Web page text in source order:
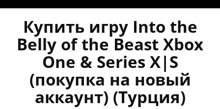
Купить игру Into the
Belly of the Beast Xbox
One & Series X|S
(покупка на новый
аккаунт) (Турция)